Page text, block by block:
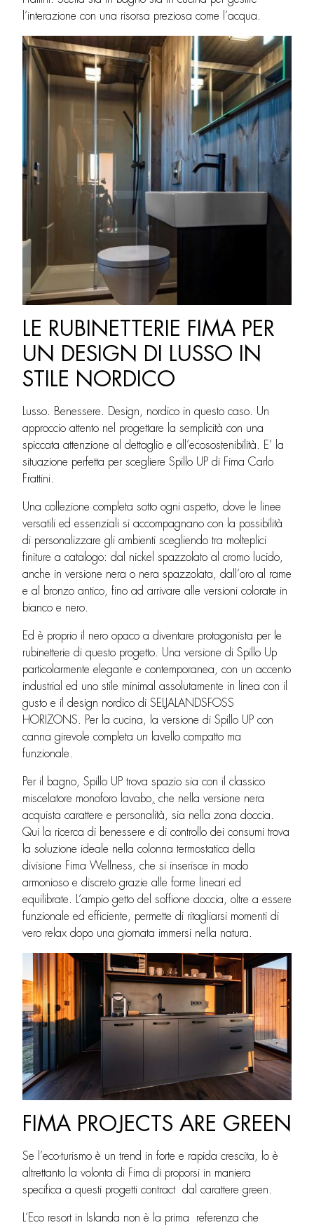
l’interazione con una risorsa preziosa come l’acqua.
LE RUBINETTERIE FIMA PER
UN DESIGN DI LUSSO IN
STILE NORDICO
Lusso. Benessere. Design, nordico in questo caso. Un
approccio attento nel progettare la semplicità con una
spiccata attenzione al dettaglio e all’ecosostenibilità. E’ la
situazione perfetta per scegliere Spillo UP di Fima Carlo
Frattini.
Una collezione completa sotto ogni aspetto, dove le linee
versatili ed essenziali si accompagnano con la possibilità
di personalizzare gli ambienti scegliendo tra molteplici
finiture a catalogo: dal nickel spazzolato al cromo lucido,
anche in versione nera o nera spazzolata, dall’oro al rame
e al bronzo antico, fino ad arrivare alle versioni colorate in
bianco e nero.
Ed è proprio il nero opaco a diventare protagonista per le
rubinetterie di questo progetto. Una versione di Spillo Up
particolarmente elegante e contemporanea, con un accento
industrial ed uno stile minimal assolutamente in linea con il
gusto e il design nordico di SELJALANDSFOSS
HORIZONS. Per la cucina, la versione di Spillo UP con
canna girevole completa un lavello compatto ma
funzionale.
Per il bagno, Spillo UP trova spazio sia con il classico
miscelatore monoforo lavabo, che nella versione nera
acquista carattere e personalità, sia nella zona doccia.
Qui la ricerca di benessere e di controllo dei consumi trova
la soluzione ideale nella colonna termostatica della
divisione Fima Wellness, che si inserisce in modo
armonioso e discreto grazie alle forme lineari ed
equilibrate. L’ampio getto del soffione doccia, oltre a essere
funzionale ed efficiente, permette di ritagliarsi momenti di
vero relax dopo una giornata immersi nella natura.
FIMA PROJECTS ARE GREEN
Se l’eco-turismo è un trend in forte e rapida crescita, lo è
altrettanto la volonta di Fima di proporsi in maniera
specifica a questi progetti contract dal carattere green.
L’Eco resort in Islanda non è la prima referenza che